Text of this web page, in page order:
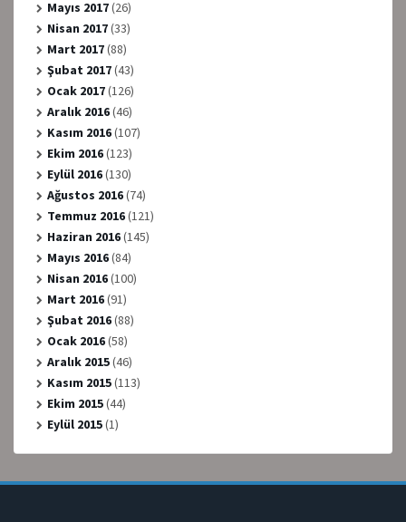
Mayıs 2017(26)
Nisan 2017(33)
Mart 2017(88)
Şubat 2017(43)
Ocak 2017(126)
Aralık 2016(46)
Kasım 2016(107)
Ekim 2016(123)
Eylül 2016(130)
Ağustos 2016(74)
Temmuz 2016(121)
Haziran 2016(145)
Mayıs 2016(84)
Nisan 2016(100)
Mart 2016(91)
Şubat 2016(88)
Ocak 2016(58)
Aralık 2015(46)
Kasım 2015(113)
Ekim 2015(44)
Eylül 2015(1)